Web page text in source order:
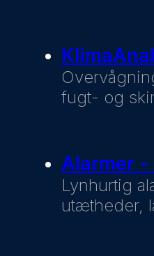
fugt- og
Alarmer
Lynhurtig
utætheder,